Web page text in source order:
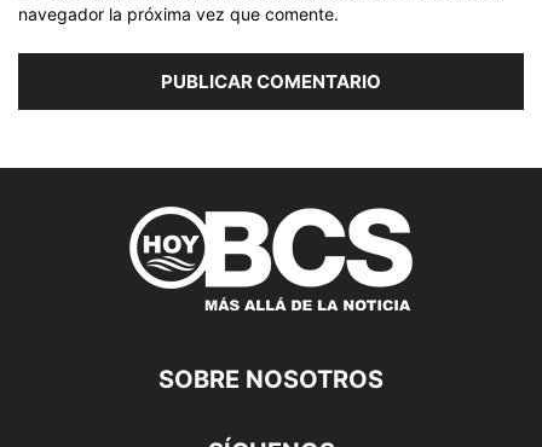
navegador la próxima vez que comente.
SOBRE NOSOTROS